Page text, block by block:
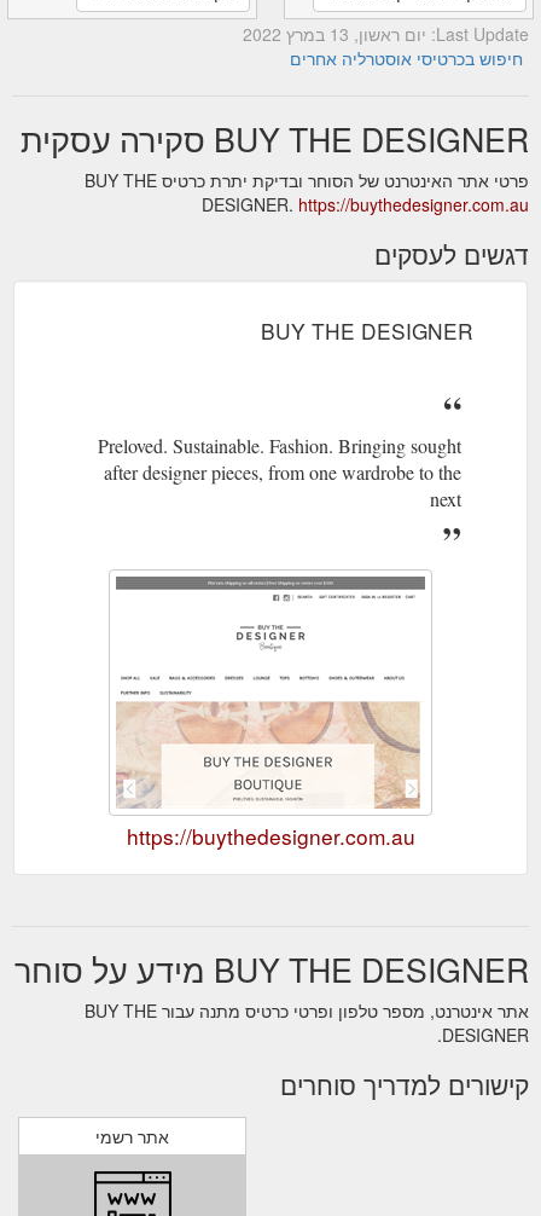
Last Update: יום ראשון, 13 במרץ 2022
חיפוש בכרטיסי אוסטרליה אחרים
BUY THE DESIGNER סקירה עסקית
פרטי אתר האינטרנט של הסוחר ובדיקת יתרת כרטיס BUY THE
DESIGNER.https://buythedesigner.com.au
דגשים לעסקים
BUY THE DESIGNER
Preloved. Sustainable. Fashion. Bringing sought
after designer pieces, from one wardrobe to the
next
https://buythedesigner.com.au
BUY THE DESIGNER מידע על סוחר
אתר אינטרנט, מספר טלפון ופרטי כרטיס מתנה עבור BUY THE
DESIGNER.
קישורים למדריך סוחרים
אתר רשמי